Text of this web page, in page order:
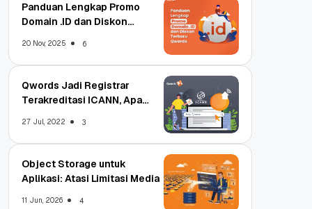
Panduan Lengkap Promo
Domain .ID dan Diskon
20 Nov, 2025 6
Qwords Jadi Registrar
Terakreditasi ICANN, Apa
27 Jul, 2022 3
Object Storage untuk
Aplikasi: Atasi Limitasi Media
11 Jun, 2026 4